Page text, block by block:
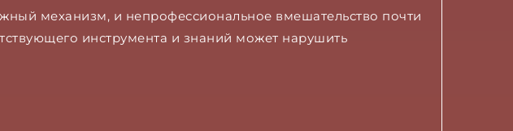
механизм, и непрофессиональное вмешательство почти
инструмента и знаний может нарушить